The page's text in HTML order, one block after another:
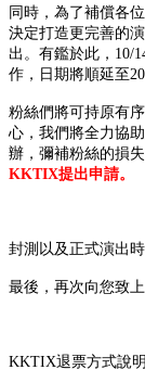
同時，為了補償各
決定打造更完善的
出。有鑑於此，10/
作，日期將順延至
粉絲們將可持原有
心，我們將全力協
辦，彌補粉絲的損失
KKTIX提出申請。
封測以及正式演出
最後，再次向您致
KKTIX退票方式說明